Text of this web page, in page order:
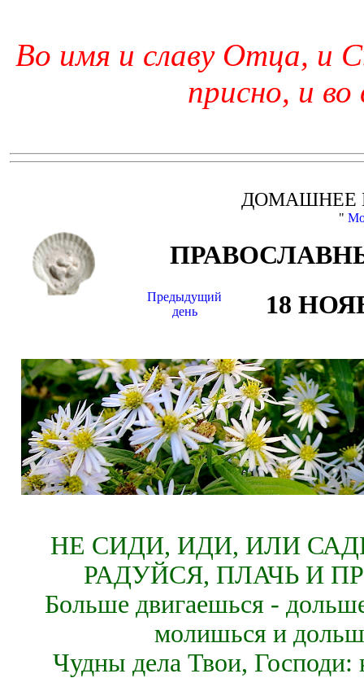
Во имя и славу Отца, и
присно, и во
ДОМАШНЕЕ
"
Предыдущий
день
18
НЕ СИДИ, ИДИ, ИЛИ
РАДУЙСЯ, ПЛАЧЬ И
Больше двигаешься -
молишься и
Чудны дела Твои, Господи: